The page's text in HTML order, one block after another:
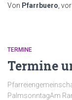
Von Pfarrbuero , vor
TERMINE
Termine
PalmsonntagAm